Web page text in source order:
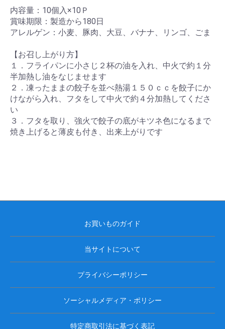
内容量：10個入×10Ｐ
賞味期限：製造から180日
アレルゲン：小麦、豚肉、大豆、バナナ、リンゴ、ごま
【お召し上がり方】
１．フライパンに小さじ２杯の油を入れ、中火で約１分
半加熱し油をなじませます
２．凍ったままの餃子を並べ熱湯１５０ｃｃを餃子にか
けながら入れ、フタをして中火で約４分加熱してくださ
い
３．フタを取り、強火で餃子の底がキツネ色になるまで
焼き上げると薄皮も付き、出来上がりです
お買いものガイド
当サイトについて
プライバシーポリシー
ソーシャルメディア・ポリシー
特定商取引法に基づく表記